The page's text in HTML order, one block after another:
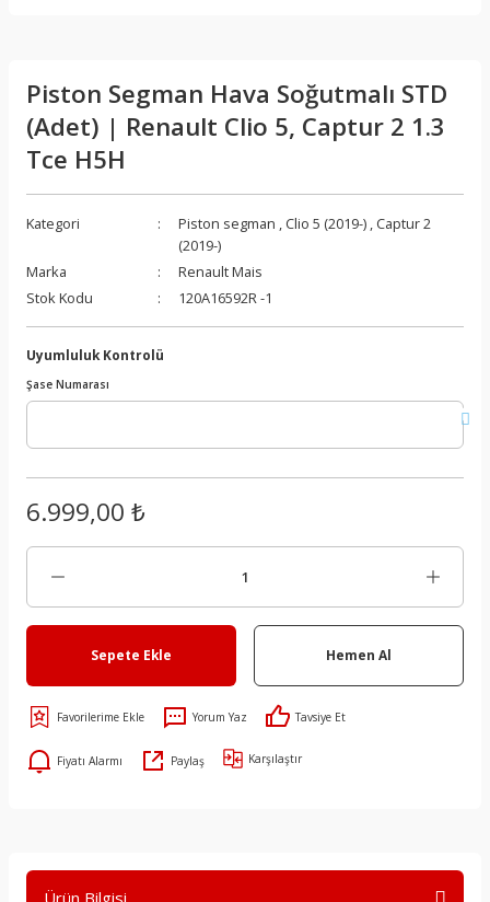
Piston Segman Hava Soğutmalı STD
(Adet) | Renault Clio 5, Captur 2 1.3
Tce H5H
Kategori Piston segman , Clio 5 (2019-) , Captur 2
(2019-)
Marka
Renault Mais
Stok Kodu
120A16592R -1
Uyumluluk Kontrolü
Şase Numarası
6.999,00 ₺
Sepete Ekle Hemen Al
Yorum Yaz Tavsiye Et
Fiyatı Alarmı Paylaş Karşılaştır
Ürün Bilgisi